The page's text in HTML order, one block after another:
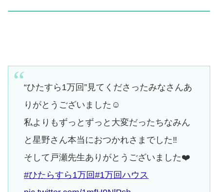
“ひたすら1万回”見てくださったみなさんあ
りがとうございました☺️
私よりもずっとずっと大変だったちなみん
と星野さん本当におつかれさまでした‼︎
そして戸瀬先生ありがとうございました❤️
#ひたらすら1万回#1万回ハウス